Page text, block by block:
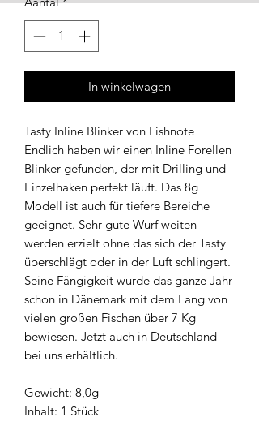
In winkelwagen
Tasty Inline Blinker von Fishnote
Endlich haben wir einen Inline Forellen
Blinker gefunden, der mit Drilling und
Einzelhaken perfekt läuft. Das 8g
Modell ist auch für tiefere Bereiche
geeignet. Sehr gute Wurf weiten
werden erzielt ohne das sich der Tasty
überschlägt oder in der Luft schlingert.
Seine Fängigkeit wurde das ganze Jahr
schon in Dänemark mit dem Fang von
vielen großen Fischen über 7 Kg
bewiesen. Jetzt auch in Deutschland
bei uns erhältlich.
Gewicht: 8,0g
Inhalt: 1 Stück